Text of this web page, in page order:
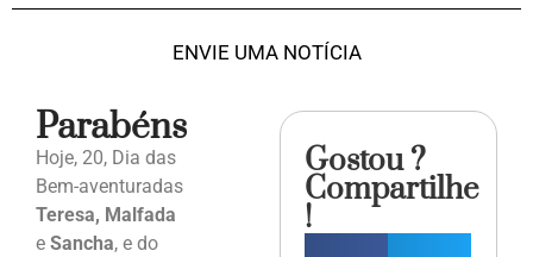
ENVIE UMA NOTÍCIA
Parabéns
Hoje, 20, Dia das
Bem-aventuradas
Teresa, Malfada
e Sancha, e do
Gostou ?
Compartilhe
!